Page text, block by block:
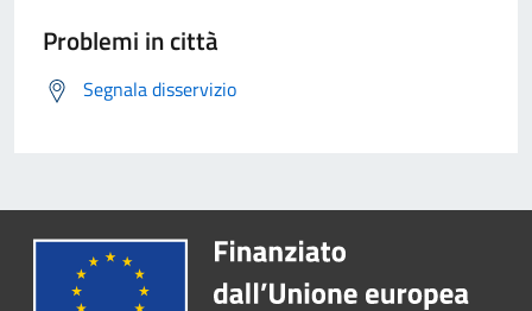
Problemi in città
Segnala disservizio